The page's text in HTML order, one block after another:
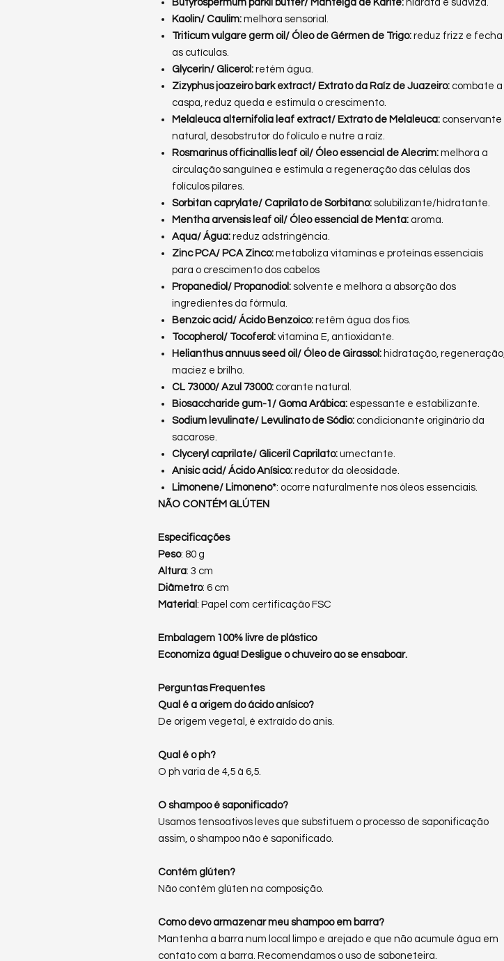
Butyrospermum parkii butter/ Manteiga de Karité: hidrata e suaviza.
Kaolin/ Caulim: melhora sensorial.
Triticum vulgare germ oil/ Óleo de Gérmen de Trigo: reduz frizz e fecha
as cutículas.
Glycerin/ Glicerol: retém água.
Zizyphus joazeiro bark extract/ Extrato da Raíz de Juazeiro: combate a
caspa, reduz queda e estimula o crescimento.
Melaleuca alternifolia leaf extract/ Extrato de Melaleuca: conservante
natural, desobstrutor do folículo e nutre a raíz.
Rosmarinus officinallis leaf oil/ Óleo essencial de Alecrim: melhora a
circulação sanguínea e estimula a regeneração das células dos
folículos pilares.
Sorbitan caprylate/ Caprilato de Sorbitano: solubilizante/hidratante.
Mentha arvensis leaf oil/ Óleo essencial de Menta: aroma.
Aqua/ Água: reduz adstringência.
Zinc PCA/ PCA Zinco: metaboliza vitaminas e proteínas essenciais
para o crescimento dos cabelos
Propanediol/ Propanodiol: solvente e melhora a absorção dos
ingredientes da fórmula.
Benzoic acid/ Ácido Benzoico: retêm água dos fios.
Tocopherol/ Tocoferol: vitamina E, antioxidante.
Helianthus annuus seed oil/ Óleo de Girassol: hidratação, regeneração,
maciez e brilho.
CL 73000/ Azul 73000: corante natural.
Biosaccharide gum-1/ Goma Arábica: espessante e estabilizante.
Sodium levulinate/ Levulinato de Sódio: condicionante originário da
sacarose.
Clyceryl caprilate/ Gliceril Caprilato: umectante.
Anisic acid/ Ácido Anísico: redutor da oleosidade.
Limonene/ Limoneno*: ocorre naturalmente nos óleos essenciais.
NÃO CONTÉM GLÚTEN
Especificações
Peso: 80 g
Altura: 3 cm
Diâmetro: 6 cm
Material : Papel com certificação FSC
Embalagem 100% livre de plástico
Economiza água! Desligue o chuveiro ao se ensaboar.
Perguntas Frequentes
Qual é a origem do ácido anísico?
De origem vegetal, é extraído do anis.
Qual é o ph?
O ph varia de 4,5 à 6,5.
O shampoo é saponificado?
Usamos tensoativos leves que substituem o processo de saponificação
assim, o shampoo não é saponificado.
Contém glúten?
Não contém glúten na composição.
Como devo armazenar meu shampoo em barra?
Mantenha a barra num local limpo e arejado e que não acumule água em
contato com a barra. Recomendamos o uso de saboneteira.